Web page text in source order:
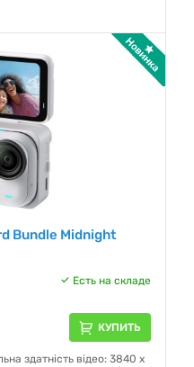
440 г
Bundle Midnight
Есть на складе
КУПИТЬ
здатність відео: 3840 x